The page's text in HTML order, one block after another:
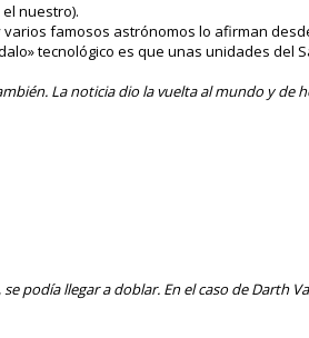
nuestro).
famosos astrónomos lo afirman
tecnológico es que unas unidades del
La noticia dio la vuelta al mundo y de
podía llegar a doblar. En el caso de Darth